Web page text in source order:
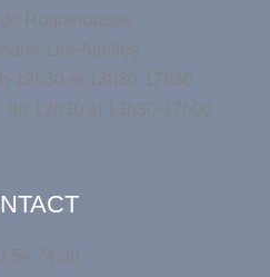
de Roquerousse
Les-Alpilles
12h30 et 13h30-17h30
8h-12h30 et 13h30-17h00
54 74 30